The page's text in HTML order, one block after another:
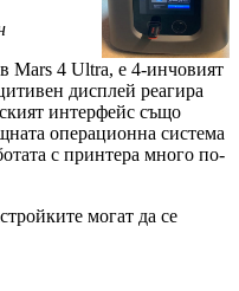
Mars 4 Ultra, е 4-инчовият
дисплей реагира
интерфейс също
операционна система
с принтера много по-
могат да се